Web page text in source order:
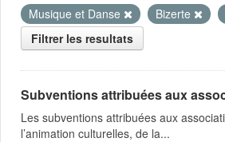
Musique et Danse
Bizerte
Filtrer les resultats
Subventions attribuées aux
Les subventions attribuées aux
l’animation culturelles, de la...